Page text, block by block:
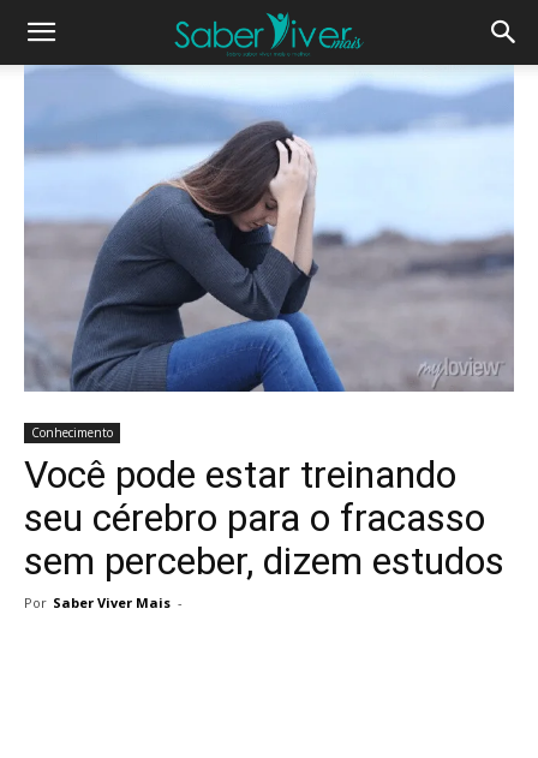
Conhecimento
Você pode estar treinando
seu cérebro para o fracasso
sem perceber, dizem estudos
Por Saber Viver Mais -